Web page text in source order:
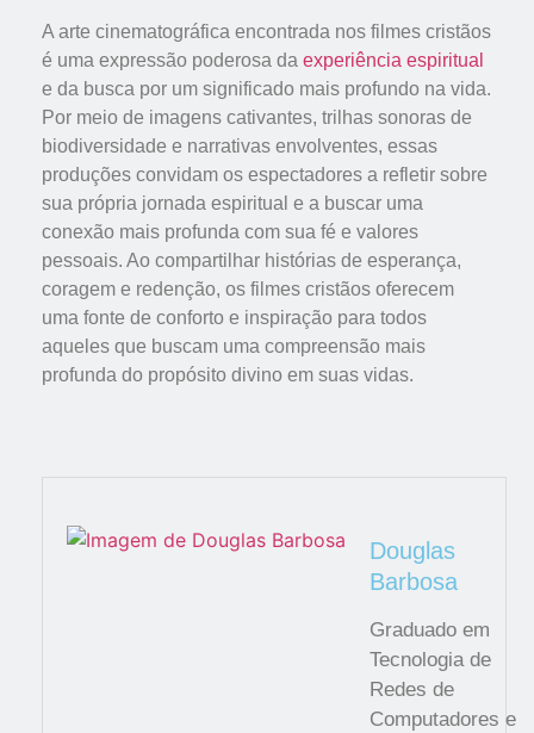
A arte cinematográfica encontrada nos filmes cristãos
é uma expressão poderosa da experiência espiritual
e da busca por um significado mais profundo na vida.
Por meio de imagens cativantes, trilhas sonoras de
biodiversidade e narrativas envolventes, essas
produções convidam os espectadores a refletir sobre
sua própria jornada espiritual e a buscar uma
conexão mais profunda com sua fé e valores
pessoais. Ao compartilhar histórias de esperança,
coragem e redenção, os filmes cristãos oferecem
uma fonte de conforto e inspiração para todos
aqueles que buscam uma compreensão mais
profunda do propósito divino em suas vidas.
Douglas
Barbosa
Graduado em
Tecnologia de
Redes de
Computadores e